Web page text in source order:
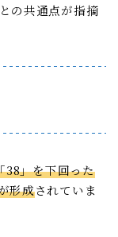
の共通点が指摘
38」を下回った
形成されていま